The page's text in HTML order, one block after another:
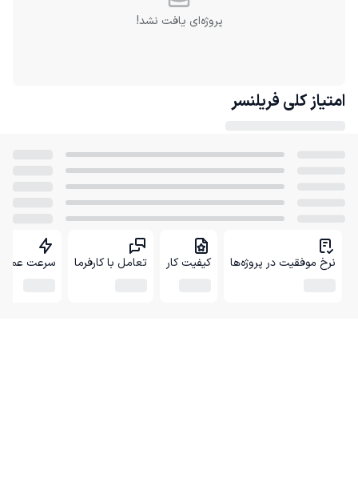
پروژه‌ای یافت نشد!
امتیاز کلی فریلنسر
نرخ موفقیت در پروژه‌ها کیفیت کار تعامل با کارفرما سرعت عمل